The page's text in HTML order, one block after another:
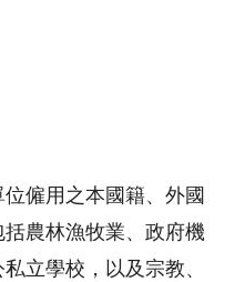
僱用之本國籍、外國
農林漁牧業、政府機
立學校，以及宗教、